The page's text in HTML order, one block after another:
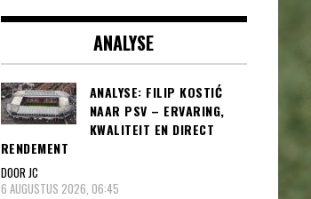
ANALYSE
ANALYSE: FILIP KOSTIĆ
NAAR PSV – ERVARING,
KWALITEIT EN DIRECT
RENDEMENT
DOOR JC
6 AUGUSTUS 2026, 06:45